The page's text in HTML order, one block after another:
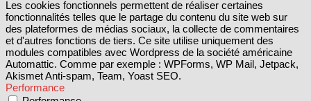
Les cookies fonctionnels permettent de réaliser certaines
fonctionnalités telles que le partage du contenu du site web sur
des plateformes de médias sociaux, la collecte de commentaires
et d'autres fonctions de tiers. Ce site utilise uniquement des
modules compatibles avec Wordpress de la société américaine
Automattic. Comme par exemple : WPForms, WP Mail, Jetpack,
Akismet Anti-spam, Team, Yoast SEO.
Performance